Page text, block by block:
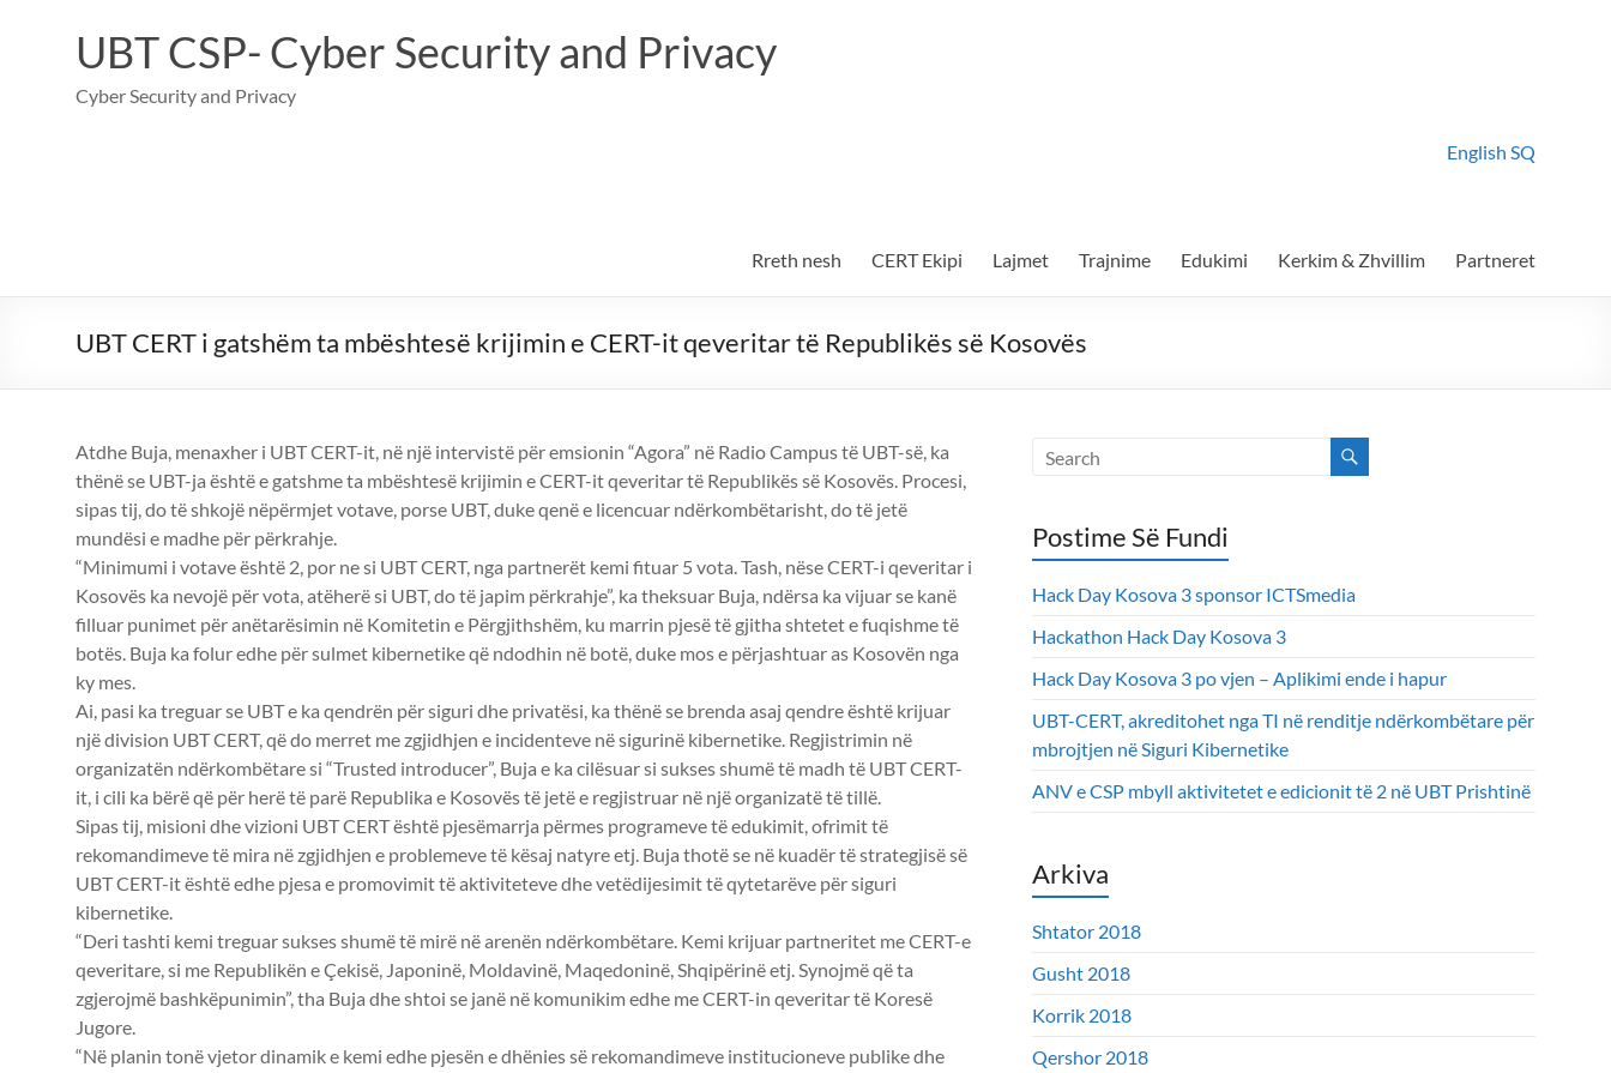
UBT CSP- Cyber Security and Privacy
Cyber Security and Privacy
English SQ
Rreth nesh CERT Ekipi Lajmet Trajnime Edukimi Kerkim & Zhvillim Partneret
UBT CERT i gatshëm ta mbështesë krijimin e CERT-it qeveritar të Republikës së Kosovës
Atdhe Buja, menaxher i UBT CERT-it, në një intervistë për emsionin “Agora” në Radio Campus të UBT-së, ka
thënë se UBT-ja është e gatshme ta mbështesë krijimin e CERT-it qeveritar të Republikës së Kosovës. Procesi,
sipas tij, do të shkojë nëpërmjet votave, porse UBT, duke qenë e licencuar ndërkombëtarisht, do të jetë
mundësi e madhe për përkrahje.
“Minimumi i votave është 2, por ne si UBT CERT, nga partnerët kemi fituar 5 vota. Tash, nëse CERT-i qeveritar i
Kosovës ka nevojë për vota, atëherë si UBT, do të japim përkrahje”, ka theksuar Buja, ndërsa ka vijuar se kanë
filluar punimet për anëtarësimin në Komitetin e Përgjithshëm, ku marrin pjesë të gjitha shtetet e fuqishme të
botës. Buja ka folur edhe për sulmet kibernetike që ndodhin në botë, duke mos e përjashtuar as Kosovën nga
ky mes.
Ai, pasi ka treguar se UBT e ka qendrën për siguri dhe privatësi, ka thënë se brenda asaj qendre është krijuar
një division UBT CERT, që do merret me zgjidhjen e incidenteve në sigurinë kibernetike. Regjistrimin në
organizatën ndërkombëtare si “Trusted introducer”, Buja e ka cilësuar si sukses shumë të madh të UBT CERT-
it, i cili ka bërë që për herë të parë Republika e Kosovës të jetë e regjistruar në një organizatë të tillë.
Sipas tij, misioni dhe vizioni UBT CERT është pjesëmarrja përmes programeve të edukimit, ofrimit të
rekomandimeve të mira në zgjidhjen e problemeve të kësaj natyre etj. Buja thotë se në kuadër të strategjisë së
UBT CERT-it është edhe pjesa e promovimit të aktiviteteve dhe vetëdijesimit të qytetarëve për siguri
kibernetike.
“Deri tashti kemi treguar sukses shumë të mirë në arenën ndërkombëtare. Kemi krijuar partneritet me CERT-e
qeveritare, si me Republikën e Çekisë, Japoninë, Moldavinë, Maqedoninë, Shqipërinë etj. Synojmë që ta
zgjerojmë bashkëpunimin”, tha Buja dhe shtoi se janë në komunikim edhe me CERT-in qeveritar të Koresë
Jugore.
“Në planin tonë vjetor dinamik e kemi edhe pjesën e dhënies së rekomandimeve institucioneve publike dhe
Postime Së Fundi
Hack Day Kosova 3 sponsor ICTSmedia
Hackathon Hack Day Kosova 3
Hack Day Kosova 3 po vjen – Aplikimi ende i hapur
UBT-CERT, akreditohet nga TI në renditje ndërkombëtare për
mbrojtjen në Siguri Kibernetike
ANV e CSP mbyll aktivitetet e edicionit të 2 në UBT Prishtinë
Arkiva
Shtator 2018
Gusht 2018
Korrik 2018
Qershor 2018